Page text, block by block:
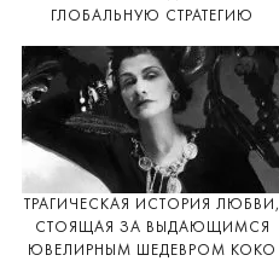
ГЛОБАЛЬНУЮ СТРАТЕГИЮ
ТРАГИЧЕСКАЯ ИСТОРИЯ ЛЮБВИ,
СТОЯЩАЯ ЗА ВЫДАЮЩИМСЯ
ЮВЕЛИРНЫМ ШЕДЕВРОМ КОКО